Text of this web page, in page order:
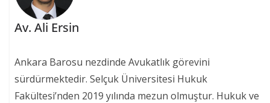
Av. Ali Ersin
Ankara Barosu nezdinde Avukatlık görevini
sürdürmektedir. Selçuk Üniversitesi Hukuk
Fakültesi’nden 2019 yılında mezun olmuştur. Hukuk ve